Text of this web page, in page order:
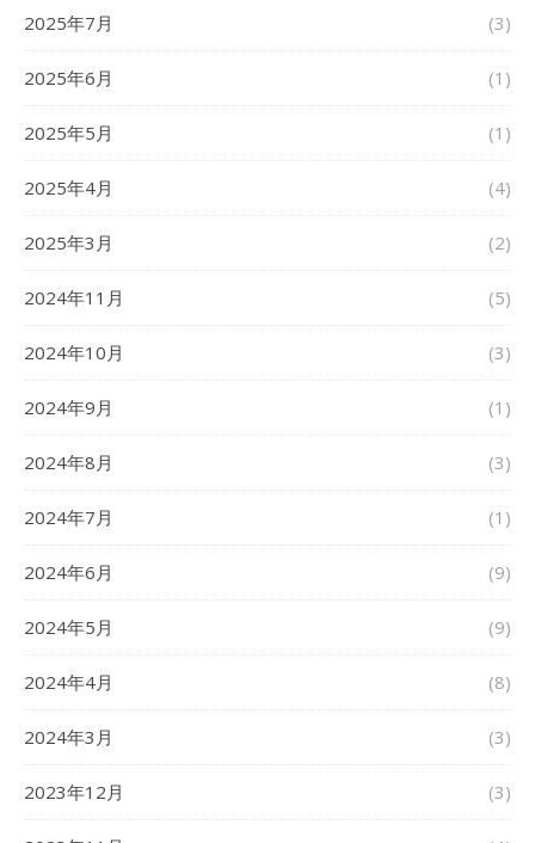
2025年7月 (3)
2025年6月 (1)
2025年5月 (1)
2025年4月 (4)
2025年3月 (2)
2024年11月 (5)
2024年10月 (3)
2024年9月 (1)
2024年8月 (3)
2024年7月 (1)
2024年6月 (9)
2024年5月 (9)
2024年4月 (8)
2024年3月 (3)
2023年12月 (3)